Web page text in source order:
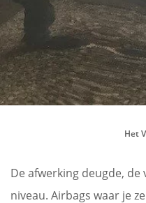
Het
De afwerking deugde,
niveau. Airbags waar je